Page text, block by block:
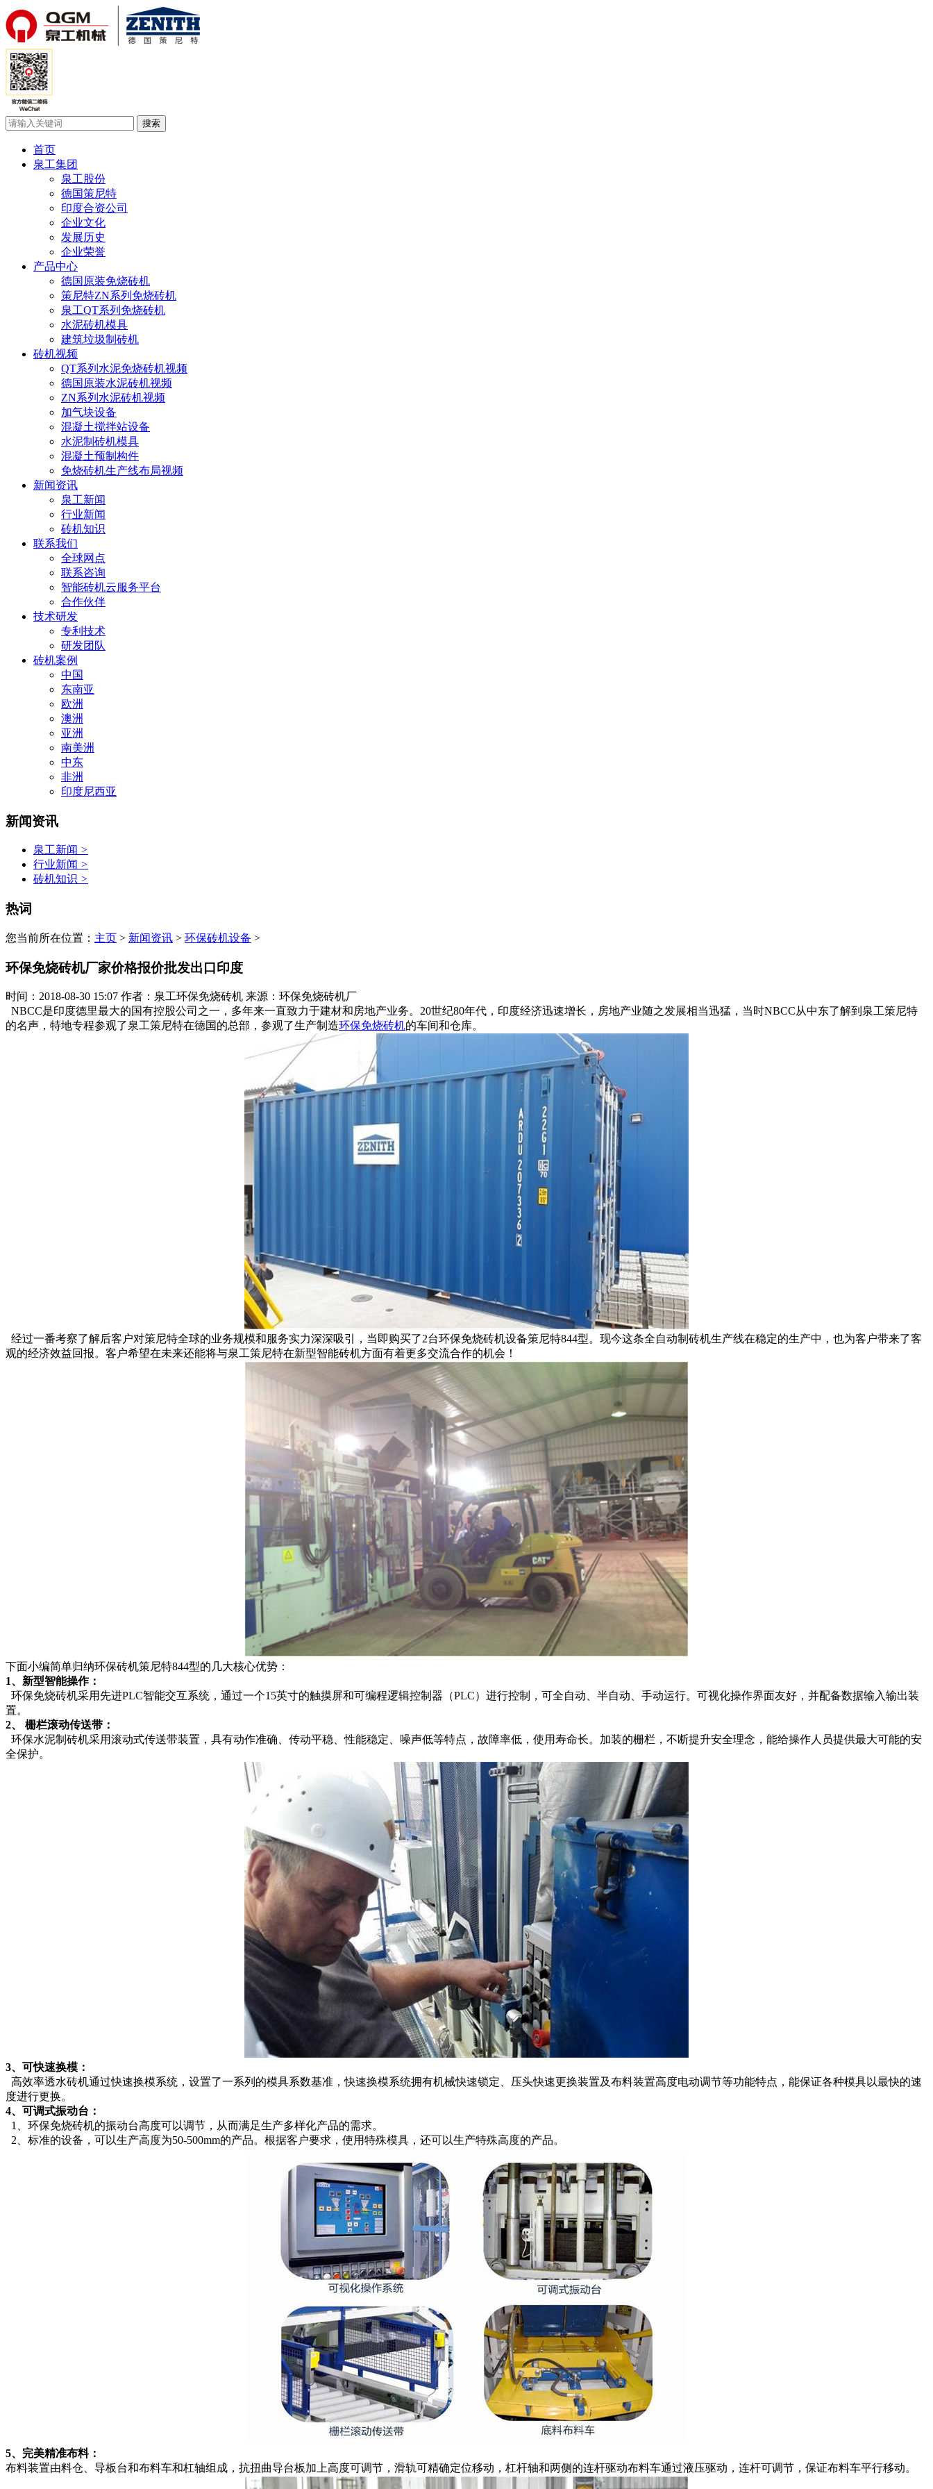
首页
泉工集团
泉工股份
德国策尼特
印度合资公司
企业文化
发展历史
企业荣誉
产品中心
德国原装免烧砖机
策尼特ZN系列免烧砖机
泉工QT系列免烧砖机
水泥砖机模具
建筑垃圾制砖机
砖机视频
QT系列水泥免烧砖机视频
德国原装水泥砖机视频
ZN系列水泥砖机视频
加气块设备
混凝土搅拌站设备
水泥制砖机模具
混凝土预制构件
免烧砖机生产线布局视频
新闻资讯
泉工新闻
行业新闻
砖机知识
联系我们
全球网点
联系咨询
智能砖机云服务平台
合作伙伴
技术研发
专利技术
研发团队
砖机案例
中国
东南亚
欧洲
澳洲
亚洲
南美洲
中东
非洲
印度尼西亚
新闻资讯
泉工新闻 >
行业新闻 >
砖机知识 >
热词
您当前所在位置： 主页 > 新闻资讯 > 环保砖机设备 >
环保免烧砖机厂家价格报价批发出口印度
时间：2018-08-30 15:07 作者：泉工环保免烧砖机 来源：环保免烧砖机厂
NBCC是印度德里最大的国有控股公司之一，多年来一直致力于建材和房地产业务。20世纪80年代，印度经济迅速增长，房地产业随之发展相当迅猛，当时NBCC从中东了解到泉工策尼特
的名声，特地专程参观了泉工策尼特在德国的总部，参观了生产制造环保免烧砖机的车间和仓库。
经过一番考察了解后客户对策尼特全球的业务规模和服务实力深深吸引，当即购买了2台环保免烧砖机设备策尼特844型。现今这条全自动制砖机生产线在稳定的生产中，也为客户带来了客
观的经济效益回报。客户希望在未来还能将与泉工策尼特在新型智能砖机方面有着更多交流合作的机会！
下面小编简单归纳环保砖机策尼特844型的几大核心优势：
1、新型智能操作：
环保免烧砖机采用先进PLC智能交互系统，通过一个15英寸的触摸屏和可编程逻辑控制器（PLC）进行控制，可全自动、半自动、手动运行。可视化操作界面友好，并配备数据输入输出装
置。
2、 栅栏滚动传送带：
环保水泥制砖机采用滚动式传送带装置，具有动作准确、传动平稳、性能稳定、噪声低等特点，故障率低，使用寿命长。加装的栅栏，不断提升安全理念，能给操作人员提供最大可能的安
全保护。
3、可快速换模：
高效率透水砖机通过快速换模系统，设置了一系列的模具系数基准，快速换模系统拥有机械快速锁定、压头快速更换装置及布料装置高度电动调节等功能特点，能保证各种模具以最快的速
度进行更换。
4、可调式振动台：
1、环保免烧砖机的振动台高度可以调节，从而满足生产多样化产品的需求。
2、标准的设备，可以生产高度为50-500mm的产品。根据客户要求，使用特殊模具，还可以生产特殊高度的产品。
5、完美精准布料：
布料装置由料仓、导板台和布料车和杠轴组成，抗扭曲导台板加上高度可调节，滑轨可精确定位移动，杠杆轴和两侧的连杆驱动布料车通过液压驱动，连杆可调节，保证布料车平行移动。